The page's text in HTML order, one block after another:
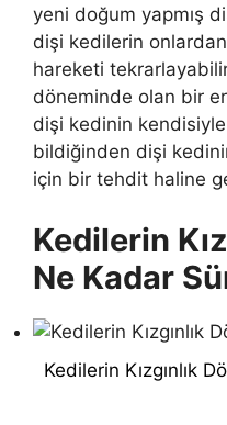
yeni doğum yapmış
dişi kedilerin
hareketi
döneminde olan bir
dişi kedinin
bildiğinden dişi
için bir tehdit haline
Kedilerin
Ne Kadar
Kedilerin Kızgınlık